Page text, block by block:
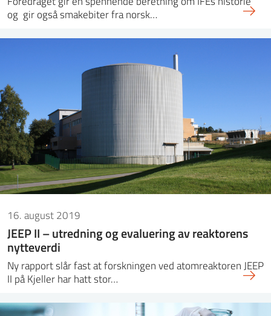
og gir også smakebiter fra norsk…
16. august 2019
JEEP II – utredning og evaluering av reaktorens
nytteverdi
Ny rapport slår fast at forskningen ved atomreaktoren JEEP
II på Kjeller har hatt stor…